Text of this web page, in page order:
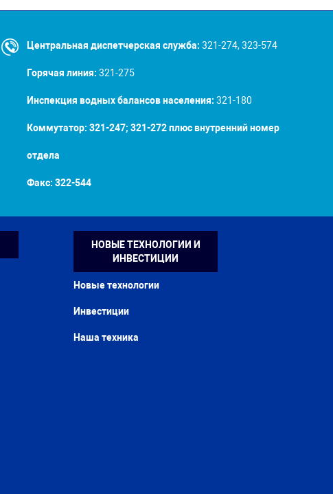
Центральная диспетчерская служба: 321-274, 323-574
Горячая линия: 321-275
Инспекция водных балансов населения: 321-180
Коммутатор: 321-247; 321-272 плюс внутренний номер
отдела
Факс: 322-544
НОВЫЕ ТЕХНОЛОГИИ И
ИНВЕСТИЦИИ
Новые технологии
Инвестиции
Наша техника